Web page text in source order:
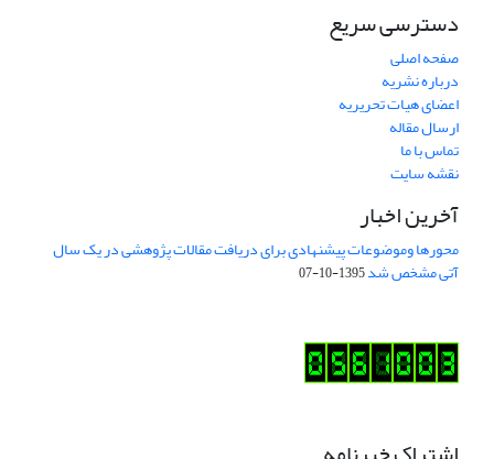
دسترسی سریع
صفحه اصلی
درباره نشریه
اعضای هیات تحریریه
ارسال مقاله
تماس با ما
نقشه سایت
آخرین اخبار
محورها وموضوعات پیشنهادی برای دریافت مقالات پژوهشی در یک سال
آتی مشخص شد1395-10-07